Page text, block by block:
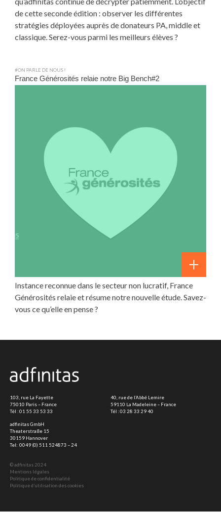
de cette seconde édition : observer les différentes
stratégies déployées auprès de donateurs PA, middle et
classique. Serez-vous parmi les meilleurs élèves ?
#ON PARLE DE NOUS !
France Générosités relaie notre Big Bench#2
Instance reconnue dans le secteur non lucratif, France
Générosités relaie et résume notre nouvelle étude. Savez-
vous ce qu’elle en pense ?
103, rue La Fayette
75010 Paris – France
Tél :01 55 33 53 33
40, rue de l’Abbé Lemire
59110 La Madeleine – France
Tél :03 28 33 29 40
adfinitas GmbH
Theaterstraße 15
30159 Hannover
Tel: 0049 (0) 511 524873 – 24
© adfinitas 2024
Mentions légales
Politique de confidentialité
Politique d’utilisation des cookies